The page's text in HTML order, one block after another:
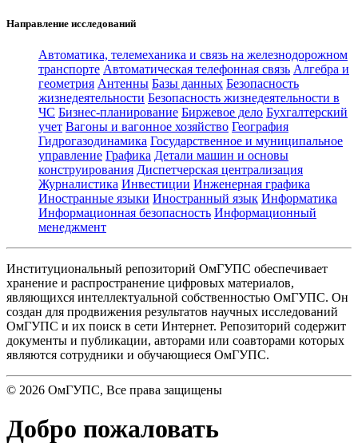
Направление исследований
Автоматика, телемеханика и связь на железнодорожном
транспорте Автоматическая телефонная связь Алгебра и
геометрия Антенны Базы данных Безопасность
жизнедеятельности Безопасность жизнедеятельности в
ЧС Бизнес-планирование Биржевое дело Бухгалтерский
учет Вагоны и вагонное хозяйство География
Гидрогазодинамика Государственное и муниципальное
управление Графика Детали машин и основы
конструирования Диспетчерская централизация
Журналистика Инвестиции Инженерная графика
Иностранные языки Иностранный язык Информатика
Информационная безопасность Информационный
менеджмент
Институциональный репозиторий ОмГУПС обеспечивает
хранение и распространение цифровых материалов,
являющихся интеллектуальной собственностью ОмГУПС. Он
создан для продвижения результатов научных исследований
ОмГУПС и их поиск в сети Интернет. Репозиторий содержит
документы и публикации, авторами или соавторами которых
являются сотрудники и обучающиеся ОмГУПС.
© 2026 ОмГУПС, Все права защищены
Добро пожаловать